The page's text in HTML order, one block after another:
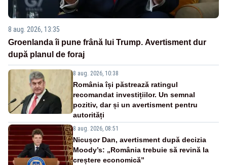
8 aug. 2026, 13:35
Groenlanda îi pune frână lui Trump. Avertisment dur
după planul de foraj
8 aug. 2026, 10:38
România își păstrează ratingul
recomandat investițiilor. Un semnal
pozitiv, dar și un avertisment pentru
autorități
8 aug. 2026, 08:51
Nicușor Dan, avertisment după decizia
Moody’s: „România trebuie să revină la
creștere economică”